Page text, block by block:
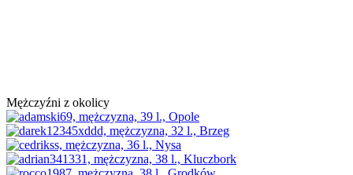
Mężczyźni z okolicy